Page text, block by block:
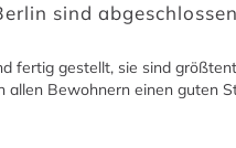
sind abgeschlossen
fertig gestellt, sie sind
Bewohnern einen guten